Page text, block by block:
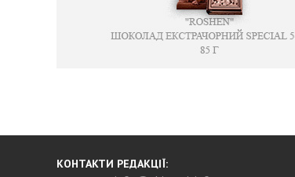
КОНТАКТИ РЕДАКЦІЇ: